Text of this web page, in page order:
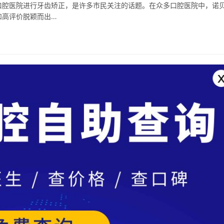
医院进行牙齿矫正，是许多市民关注的话题。在众多口腔医院中，诺
高评价脱颖而出…